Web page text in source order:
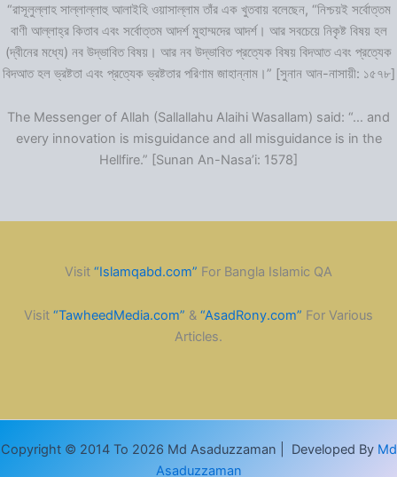
“রাসূলুল্লাহ সাল্লাল্লাহু আলাইহি ওয়াসাল্লাম তাঁর এক খুতবায় বলেছেন, “নিশ্চয়ই সর্বোত্তম
বাণী আল্লাহ্‌র কিতাব এবং সর্বোত্তম আদর্শ মুহাম্মদের আদর্শ। আর সবচেয়ে নিকৃষ্ট বিষয় হল
(দ্বীনের মধ্যে) নব উদ্ভাবিত বিষয়। আর নব উদ্ভাবিত প্রত্যেক বিষয় বিদআত এবং প্রত্যেক
বিদআত হল ভ্রষ্টতা এবং প্রত্যেক ভ্রষ্টতার পরিণাম জাহান্নাম।” [সুনান আন-নাসায়ী: ১৫৭৮]
The Messenger of Allah (Sallallahu Alaihi Wasallam) said: “… and
every innovation is misguidance and all misguidance is in the
Hellfire.” [Sunan An-Nasa’i: 1578]
Visit “Islamqabd.com” For Bangla Islamic QA
Visit “TawheedMedia.com” & “AsadRony.com” For Various
Articles.
Copyright © 2014 To 2026 Md Asaduzzaman | Developed By Md
Asaduzzaman